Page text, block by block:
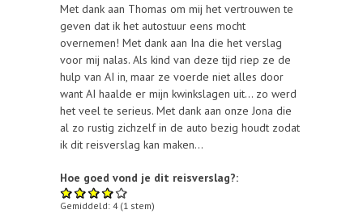
Met dank aan Thomas om mij het vertrouwen te
geven dat ik het autostuur eens mocht
overnemen! Met dank aan Ina die het verslag
voor mij nalas. Als kind van deze tijd riep ze de
hulp van AI in, maar ze voerde niet alles door
want AI haalde er mijn kwinkslagen uit… zo werd
het veel te serieus. Met dank aan onze Jona die
al zo rustig zichzelf in de auto bezig houdt zodat
ik dit reisverslag kan maken…
Hoe goed vond je dit reisverslag?:
Gemiddeld: 4 (1 stem)